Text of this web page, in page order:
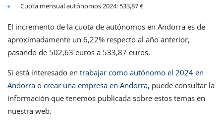
Cuota mensual autónomos 2024: 533,87 €
El incremento de la cuota de autónomos en Andorra es de
aproximadamente un 6,22% respecto al año anterior,
pasando de 502,63 euros a 533,87 euros.
Si está interesado en trabajar como autónomo el 2024 en
Andorra o crear una empresa en Andorra, puede consultar la
información que tenemos publicada sobre estos temas en
nuestra web.